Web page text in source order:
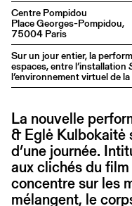
Centre Pompidou
Place Georges-Pompidou,
75004 Paris
Sur un jour entier, la
espaces, entre l’installation
l’environnement virtuel de
La nouvelle
& Eglė Kulbokaitė
d’une journée.
aux clichés du film
concentre sur les
mélangent, le